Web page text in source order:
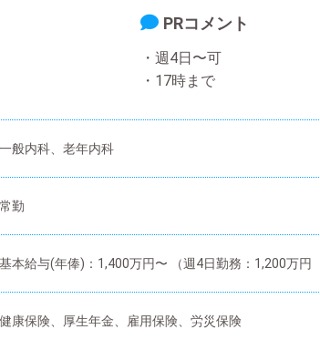
PRコメント
・週4日〜可
・17時まで
一般内科、老年内科
常勤
基本給与(年俸)：1,400万円〜 （週4日勤務：1,200万
健康保険、厚生年金、雇用保険、労災保険